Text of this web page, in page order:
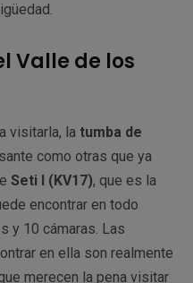
Valle de los
visitarla, la tumba de
como otras que ya
Seti I (KV17), que es la
encontrar en todo
y 10 cámaras. Las
en ella son realmente
merecen la pena visitar